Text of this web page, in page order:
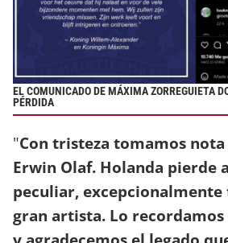
EL COMUNICADO DE MÁXIMA ZORREGUIETA
PÉRDIDA
"Con tristeza tomamos
Erwin Olaf. Holanda pierde
peculiar, excepcionalmente
gran artista. Lo